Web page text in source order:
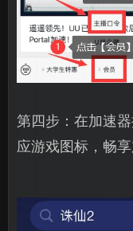
第四步：在加速
应游戏图标，畅享